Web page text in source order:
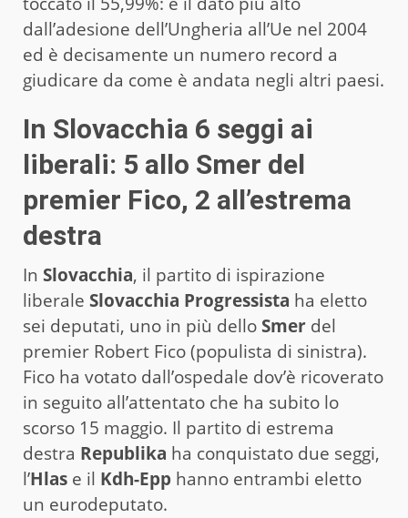
dall’adesione dell’Ungheria all’Ue nel 2004
ed è decisamente un numero record a
giudicare da come è andata negli altri paesi.
In Slovacchia 6 seggi ai
liberali: 5 allo Smer del
premier Fico, 2 all’estrema
destra
In Slovacchia, il partito di ispirazione
liberale Slovacchia Progressista ha eletto
sei deputati, uno in più dello Smer del
premier Robert Fico (populista di sinistra).
Fico ha votato dall’ospedale dov’è ricoverato
in seguito all’attentato che ha subito lo
scorso 15 maggio. Il partito di estrema
destra Republika ha conquistato due seggi,
l’Hlas e il Kdh-Epp hanno entrambi eletto
un eurodeputato.